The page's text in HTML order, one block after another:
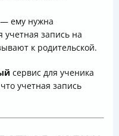
ему нужна
учетная запись на
к родительской.
сервис для ученика
учетная запись